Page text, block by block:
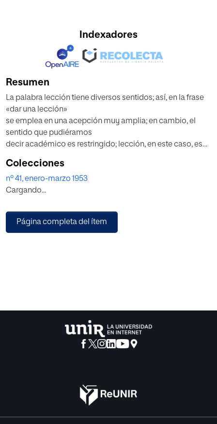
Indexadores
Resumen
La palabra lección tiene diversos sentidos; así, en la frase
«dar una lección»
se emplea en una acepción muy amplia; en cambio, el
sentido que pudiéramos
decir académico es restringido; lección, en este caso, es
dotada de unidad.
Aquí tomamos la palabra en acepción amplia,
significando toda actuación
espiritual de los alumnos. Su
efecto es el aprendizaje y la formación de los discípulos.
Colecciones
nº 41, enero-marzo 1953
Cargando...
Página completa del ítem